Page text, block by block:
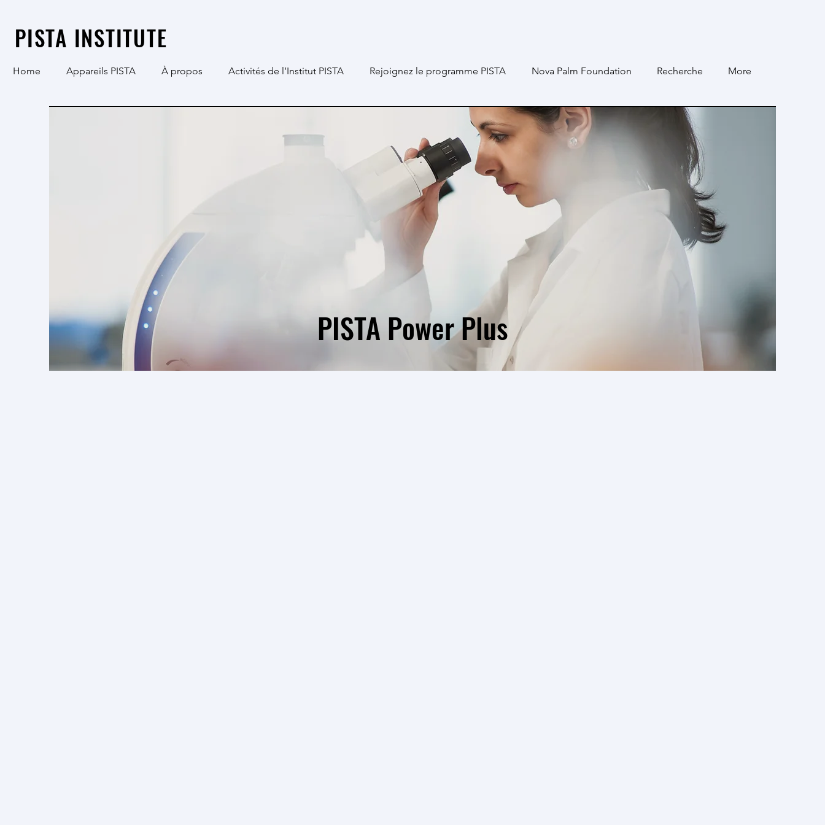
PISTA INSTITUTE
Home Appareils PISTA À propos Activités de l’Institut PISTA Rejoignez le programme PISTA Nova Palm Foundation Recherche More
PISTA Power Plus